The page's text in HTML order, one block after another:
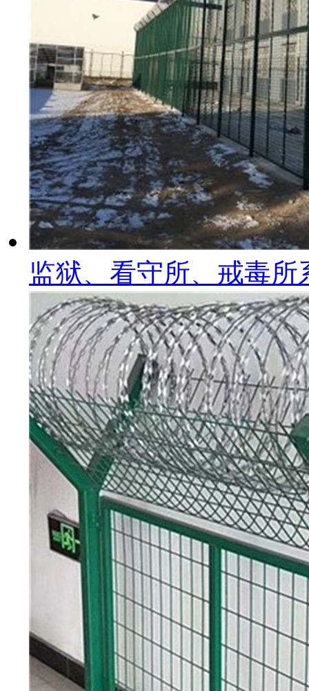
监狱、看守所、戒毒